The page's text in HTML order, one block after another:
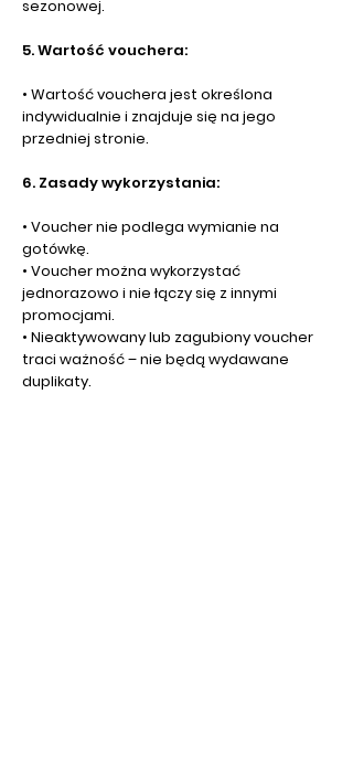
sezonowej.
5. Wartość vouchera:
• Wartość vouchera jest określona
indywidualnie i znajduje się na jego
przedniej stronie.
6. Zasady wykorzystania:
• Voucher nie podlega wymianie na
gotówkę.
• Voucher można wykorzystać
jednorazowo i nie łączy się z innymi
promocjami.
• Nieaktywowany lub zagubiony voucher
traci ważność – nie będą wydawane
duplikaty.